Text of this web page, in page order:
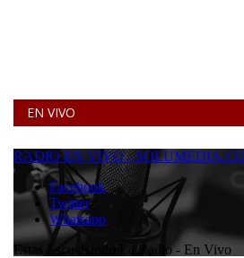
EN VIVO